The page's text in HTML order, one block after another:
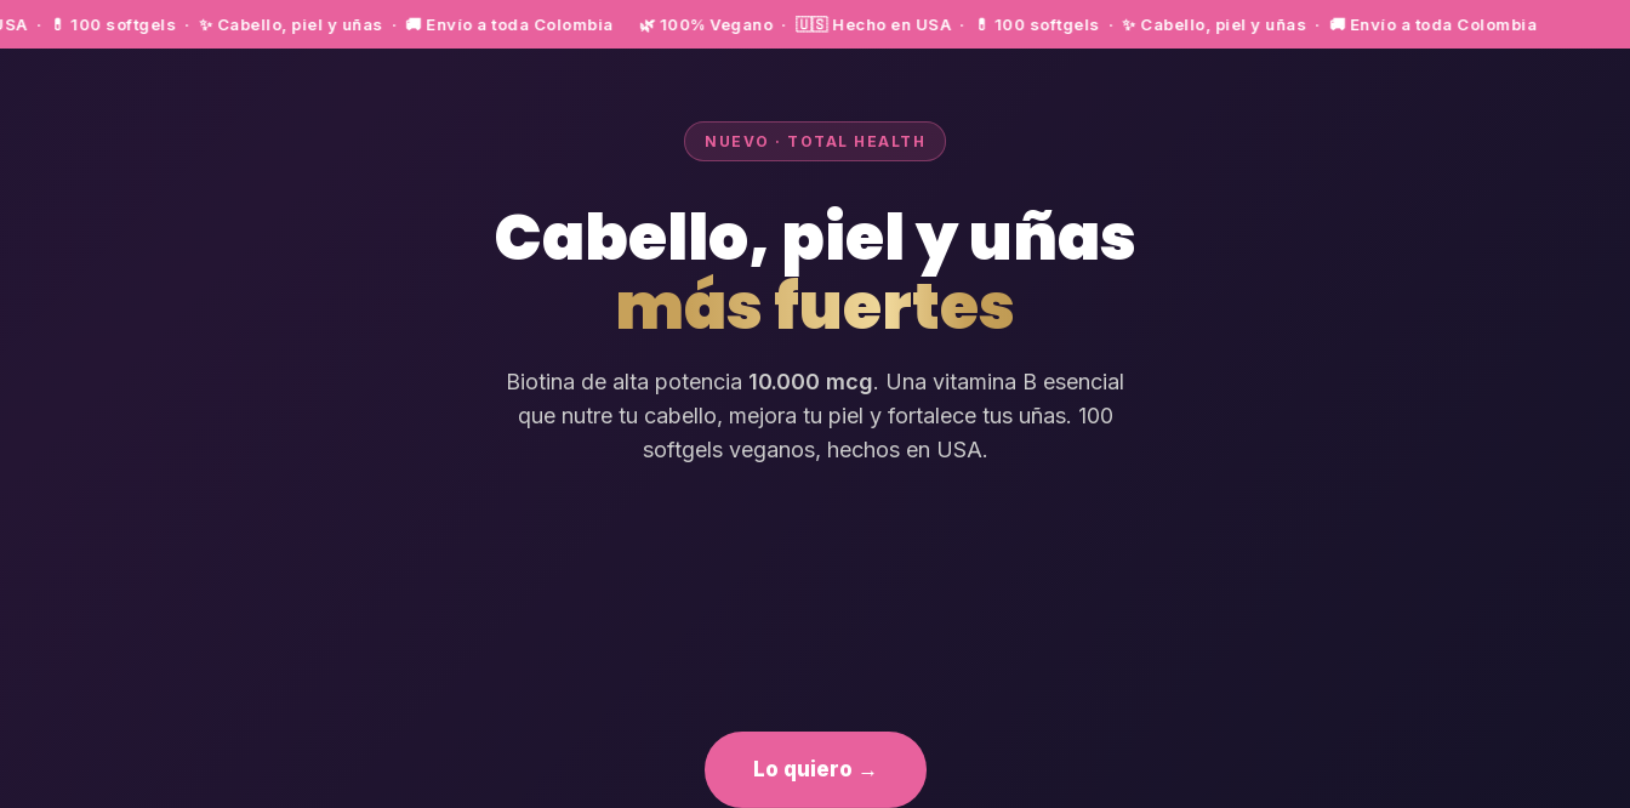
100 softgels · ✨ Cabello, piel y uñas · 🚚 Envío a toda Colombia🌿 100% Vegano · 🇺🇸 Hecho en USA · 💊 100 softgels · ✨ Cabello, piel y uñas · 🚚 Envío a toda Colombia
NUEVO · TOTAL HEALTH
Cabello, piel y uñas
más fuertes
Biotina de alta potencia 10.000 mcg. Una vitamina B esencial
que nutre tu cabello, mejora tu piel y fortalece tus uñas. 100
softgels veganos, hechos en USA.
Lo quiero →